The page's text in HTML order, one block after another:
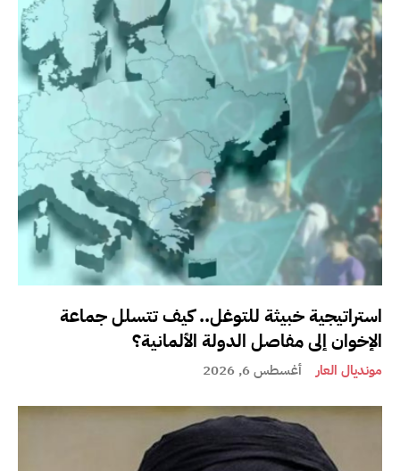
استراتيجية خبيثة للتوغل.. كيف تتسلل جماعة
الإخوان إلى مفاصل الدولة الألمانية؟
مونديال العار أغسطس 6, 2026